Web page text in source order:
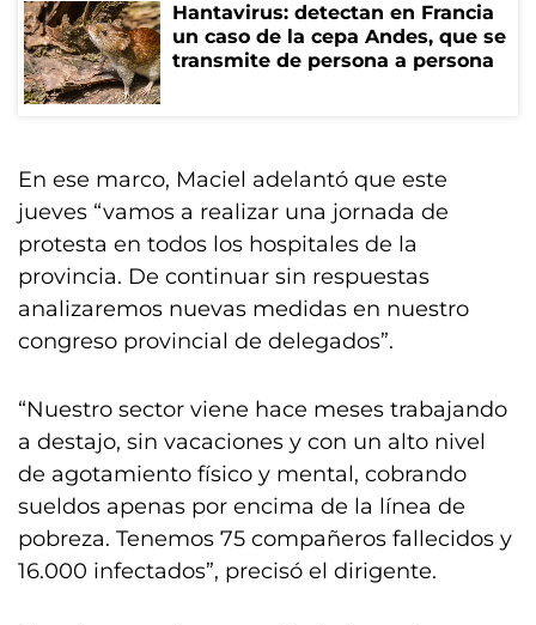
Hantavirus: detectan en Francia
un caso de la cepa Andes, que se
transmite de persona a persona
En ese marco, Maciel adelantó que este
jueves “vamos a realizar una jornada de
protesta en todos los hospitales de la
provincia. De continuar sin respuestas
analizaremos nuevas medidas en nuestro
congreso provincial de delegados”.
“Nuestro sector viene hace meses trabajando
a destajo, sin vacaciones y con un alto nivel
de agotamiento físico y mental, cobrando
sueldos apenas por encima de la línea de
pobreza. Tenemos 75 compañeros fallecidos y
16.000 infectados”, precisó el dirigente.